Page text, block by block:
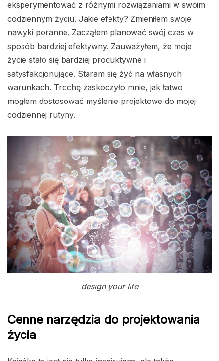
eksperymentować z różnymi rozwiązaniami w swoim
codziennym życiu. Jakie efekty? Zmieniłem swoje
nawyki poranne. Zacząłem planować swój czas w
sposób bardziej efektywny. Zauważyłem, że moje
życie stało się bardziej produktywne i
satysfakcjonujące. Staram się żyć na własnych
warunkach. Trochę zaskoczyło mnie, jak łatwo
mogłem dostosować myślenie projektowe do mojej
codziennej rutyny.
design your life
Cenne narzędzia do projektowania
życia